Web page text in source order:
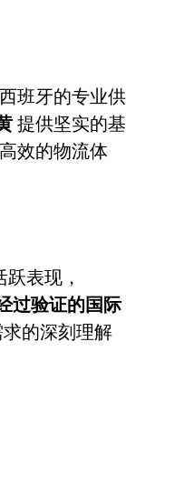
班牙的专业供
提供坚实的基
效的物流体
表现，
过验证的国际
的深刻理解